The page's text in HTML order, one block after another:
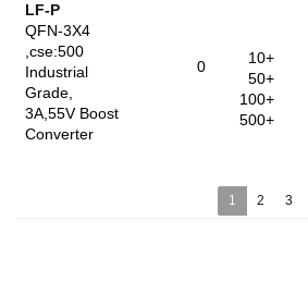
LF-P
QFN-3X4
,cse:500
Industrial
Grade,
3A,55V Boost
Converter
0
10+
50+
100+
500+
1 2 3